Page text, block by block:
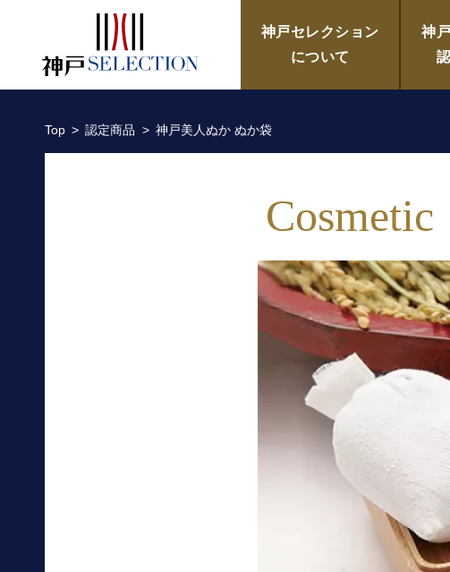
神戸美人ぬか ぬか袋／株式会社 美
神戸セレクション
について
神
Top 認定商品 神戸美人ぬか ぬか袋
Cosmetic